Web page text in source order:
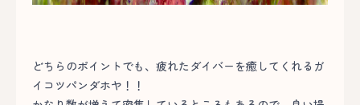
どちらのポイントでも、疲れたダイバーを癒してくれるガ
イコツパンダホヤ！！